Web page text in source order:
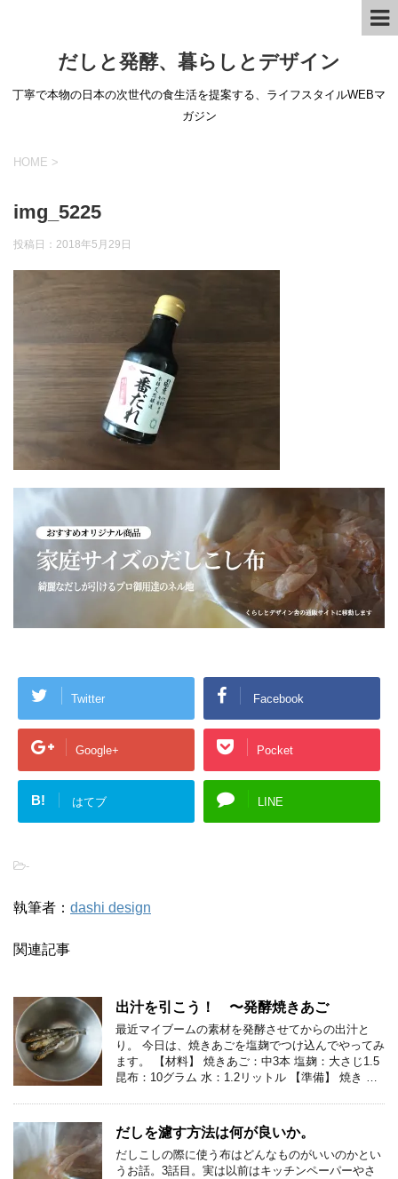
だしと発酵、暮らしとデザイン
丁寧で本物の日本の次世代の食生活を提案する、ライフスタイルWEBマ
ガジン
HOME >
img_5225
投稿日： 2018年5月29日
Twitter Facebook
Google+ Pocket
B! はてブ LINE
-
執筆者： dashi design
関連記事
出汁を引こう！ 〜発酵焼きあご
最近マイブームの素材を発酵させてからの出汁と
り。 今日は、焼きあごを塩麹でつけ込んでやってみ
ます。 【材料】 焼きあご：中3本 塩麹：大さじ1.5
昆布：10グラム 水：1.2リットル 【準備】 焼き …
だしを濾す方法は何が良いか。
だしこしの際に使う布はどんなものがいいのかとい
うお話。3話目。実は以前はキッチンペーパーやさ